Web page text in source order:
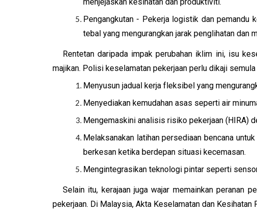
Pengangkutan - Pekerja logistik dan pemandu
tebal yang mengurangkan jarak penglihatan dan
Rentetan daripada impak perubahan iklim ini, isu
majikan. Polisi keselamatan pekerjaan perlu dikaji
Menyusun jadual kerja fleksibel yang
Menyediakan kemudahan asas seperti air
Mengemaskini analisis risiko pekerjaan (HIRA)
Melaksanakan latihan persediaan bencana
berkesan ketika berdepan situasi kecemasan.
Mengintegrasikan teknologi pintar seperti
Selain itu, kerajaan juga wajar memainkan peranan
pekerjaan. Di Malaysia, Akta Keselamatan dan